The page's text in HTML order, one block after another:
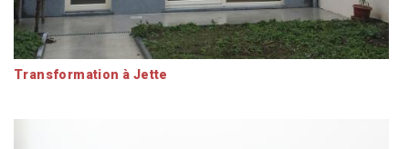
Transformation à Jette